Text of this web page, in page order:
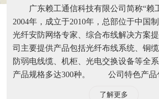
广东赖工通信科技有限公司简称“赖
2004年，成立于2010年，总部位于中国
光纤安防网络专家、综合布线解决方
司主要提供产品包括光纤布线系统、铜
防弱电线缆、机柜、光电交换设备等全系
产品规格多达300种。 公司特色产品
了解更多